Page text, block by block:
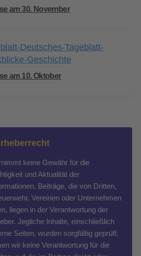
am 30. November
am 10. Oktober
keine Gewähr für die
und Aktualität der
Beiträge, die von Dritten,
Vereinen oder Unternehmen
liegen in der Verantwortung der
Jegliche Inhalte, einschließlich
Seiten, wurden sorgfältig geprüft,
wir keine Verantwortung für die